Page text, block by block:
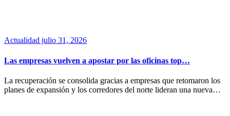
Actualidad julio 31, 2026
Las empresas vuelven a apostar por las oficinas top…
La recuperación se consolida gracias a empresas que retomaron los
planes de expansión y los corredores del norte lideran una nueva…